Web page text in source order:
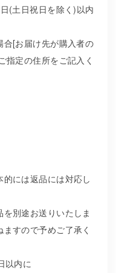
(土日祝日を除く)以内
合[お届け先が購入者の
指定の住所をご記入く
には返品には対応し
別途お送りいたしま
すので予めご了承く
以内に